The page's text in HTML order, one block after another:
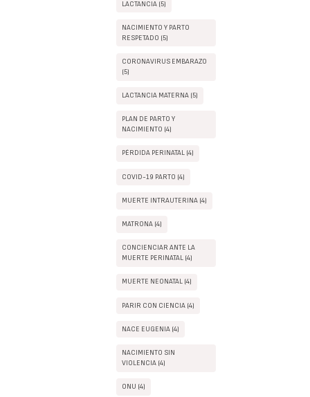
LACTANCIA (5)
NACIMIENTO Y PARTO
RESPETADO (5)
CORONAVIRUS EMBARAZO
(5)
LACTANCIA MATERNA (5)
PLAN DE PARTO Y
NACIMIENTO (4)
PÉRDIDA PERINATAL (4)
COVID-19 PARTO (4)
MUERTE INTRAUTERINA (4)
MATRONA (4)
CONCIENCIAR ANTE LA
MUERTE PERINATAL (4)
MUERTE NEONATAL (4)
PARIR CON CIENCIA (4)
NACE EUGENIA (4)
NACIMIENTO SIN
VIOLENCIA (4)
ONU (4)